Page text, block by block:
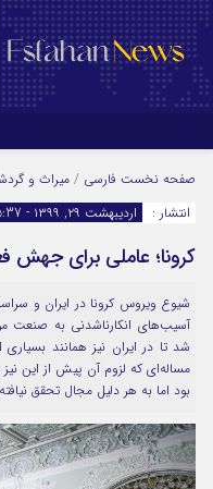
رمز عبور
مرا به خاطر بسپار
صفحه نخست فارسی / میراث و
انتشار :
اردیبهشت ۲۹, ۱۳۹۹ - 5:37 ب.ظ
کرونا؛ عاملی برای جهش
شیوع ویروس کرونا در ایران و
آسیب‌های انکارناشدنی به صنعت
شد تا در ایران نیز همانند
مساله‌ای که لزوم آن پیش از این
بود اما به هر دلیل مجال تحقق